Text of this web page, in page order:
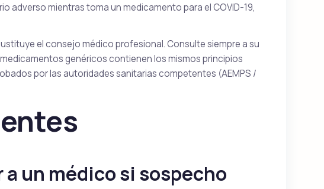
adverso mientras toma un medicamento para el COVID-19,
el consejo médico profesional. Consulte siempre a su
genéricos contienen los mismos principios
por las autoridades sanitarias competentes (AEMPS /
un médico si sospecho